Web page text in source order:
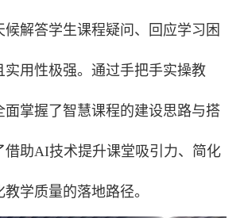
候解答学生课程疑问、回应学习困
实用性极强。通过手把手实操教
面掌握了智慧课程的建设思路与搭
借助AI技术提升课堂吸引力、简化
学质量的落地路径。